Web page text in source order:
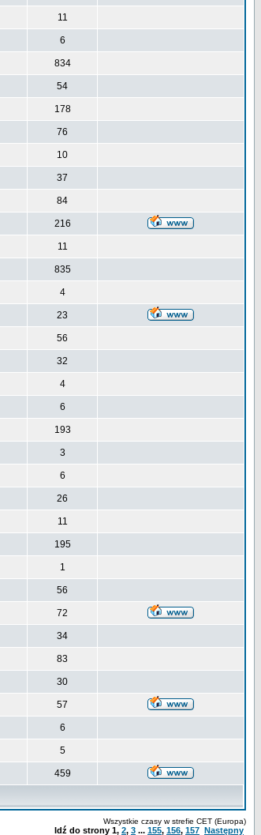
11
6
834
54
178
76
10
37
84
216
11
835
4
23
56
32
4
6
193
3
6
26
11
195
1
56
72
34
83
30
57
6
5
459
Wszystkie czasy w strefie CET (Europa)
Idź do strony 1, 2, 3 ... 155, 156, 157 Następny